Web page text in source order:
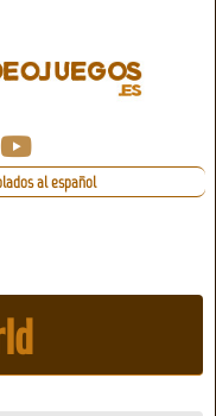
al español